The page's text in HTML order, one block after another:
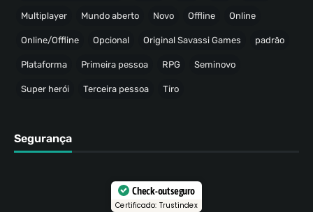
Multiplayer Mundo aberto Novo Offline Online
Online/Offline Opcional Original Savassi Games padrão
Plataforma Primeira pessoa RPG Seminovo
Super herói Terceira pessoa Tiro
Segurança
Check-out seguro
Certificado: Trustindex